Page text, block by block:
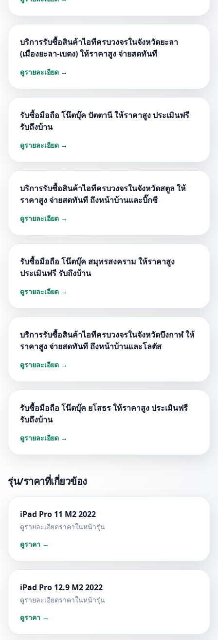
บริการรับซื้อสินค้าไอทีครบวงจรในจังหวัดยะลา
(เมืองยะลา-เบตง) ให้ราคาสูง จ่ายสดทันที
ดูรายละเอียด →
รับซื้อมือถือ โน๊ตบุ๊ค ปัตตานี ให้ราคาสูง ประเมินฟรี
รับถึงบ้าน
ดูรายละเอียด →
บริการรับซื้อสินค้าไอทีครบวงจรในจังหวัดสตูล ให้
ราคาสูง จ่ายสดทันที ถึงหน้าบ้านและบิ๊กซี
ดูรายละเอียด →
รับซื้อมือถือ โน๊ตบุ๊ค สมุทรสงคราม ให้ราคาสูง
ประเมินฟรี รับถึงบ้าน
ดูรายละเอียด →
บริการรับซื้อสินค้าไอทีครบวงจรในจังหวัดบึงกาฬ ให้
ราคาสูง จ่ายสดทันที ถึงหน้าบ้านและโลตัส
ดูรายละเอียด →
รับซื้อมือถือ โน๊ตบุ๊ค ยโสธร ให้ราคาสูง ประเมินฟรี
รับถึงบ้าน
ดูรายละเอียด →
รุ่น/ราคาที่เกี่ยวข้อง
iPad Pro 11 M2 2022
ดูรายละเอียดราคาในหน้ารุ่น
ดูราคา →
iPad Pro 12.9 M2 2022
ดูรายละเอียดราคาในหน้ารุ่น
ดูราคา →